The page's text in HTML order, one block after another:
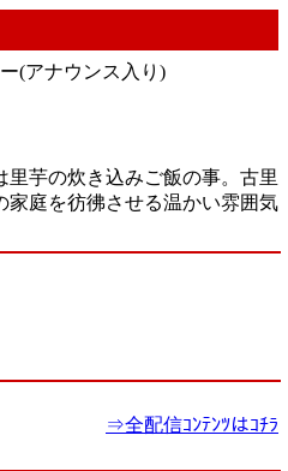
(アナウンス入り)
里芋の炊き込みご飯の事。古里
家庭を彷彿させる温かい雰囲気
⇒全配信ｺﾝﾃﾝﾂはｺﾁﾗ